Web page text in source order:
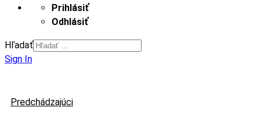
Prihlásiť
Odhlásiť
Hľadať
Sign In
Predchádzajúci